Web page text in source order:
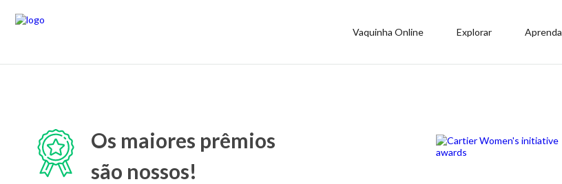
Vaquinha Online Explorar Aprenda
Os maiores prêmios
são nossos!